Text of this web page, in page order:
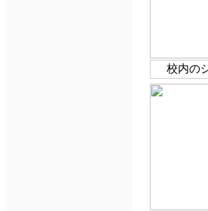
校内の